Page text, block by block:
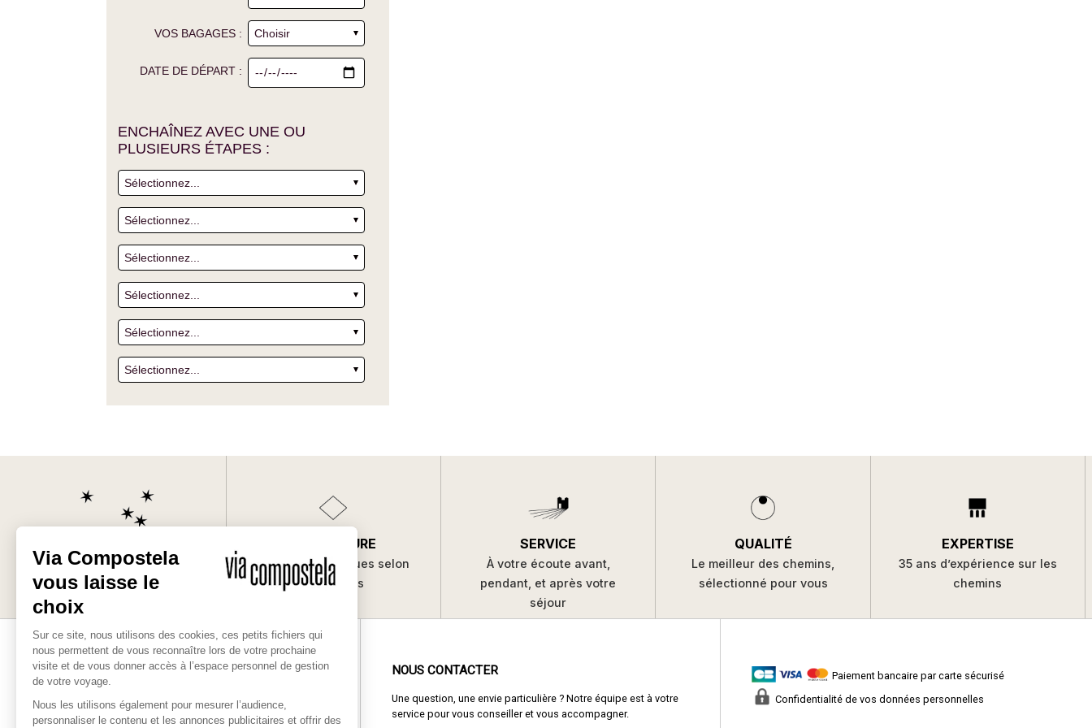
VOS BAGAGES :
DATE DE DÉPART :
ENCHAÎNEZ AVEC UNE OU
PLUSIEURS ÉTAPES :
Les bonnes raisons
de partir avec nous
SUR-MESURE
Des séjours uniques selon
vos envies
SERVICE
À votre écoute avant,
pendant, et après votre
séjour
QUALITÉ
Le meilleur des chemins,
sélectionné pour vous
EXPERTISE
35 ans d’expérience sur les
chemins
NOUS CONTACTER
Une question, une envie particulière ? Notre équipe est à votre
service pour vous conseiller et vous accompagner.
Paiement bancaire par carte sécurisé
Confidentialité de vos données personnelles